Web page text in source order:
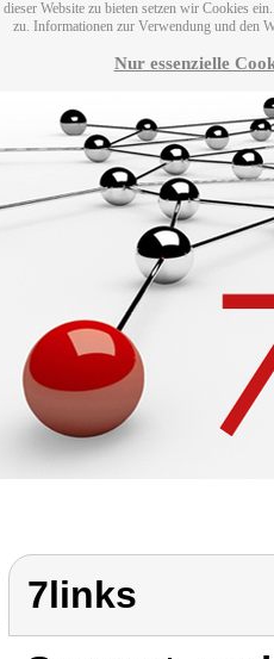
Website zu bieten setzen wir Cookies
zu. Informationen zur Verwendung und den
Nur essenzielle
7links